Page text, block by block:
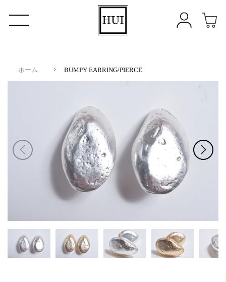
ホーム › BUMPY EARRING/PIERCE